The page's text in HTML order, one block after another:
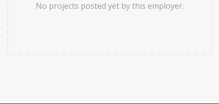
No projects posted yet by this employer.